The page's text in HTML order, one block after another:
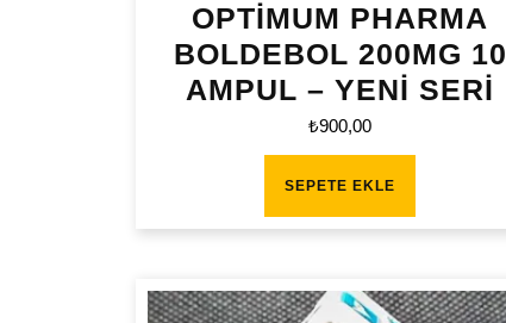
OPTİMUM PHARMA
BOLDEBOL 200MG 10
AMPUL – YENİ SERİ
₺900,00
SEPETE EKLE